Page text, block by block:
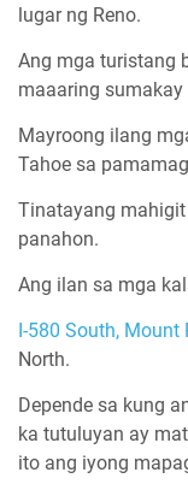
lugar ng Reno.
Ang mga turistang
maaaring
Mayroong ilang
Tahoe sa
Tinatayang
panahon.
Ang ilan sa mga
I-580 South, Mount
North.
Depende sa kung
ka tutuluyan ay
ito ang iyong